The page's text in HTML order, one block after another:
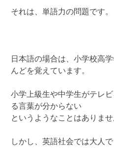
それは、単語力の問題です。
日本語の場合は、小学校高
んどを覚えています。
小学上級生や中学生がテレ
る言葉が分からない
というようなことはありませ
しかし、英語社会では大人